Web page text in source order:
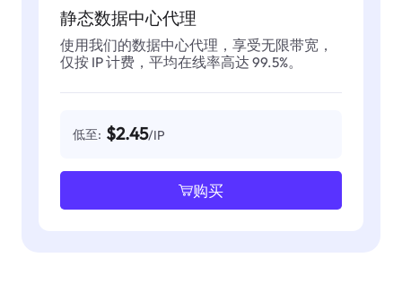
静态数据中心代理
使用我们的数据中心代理，享受无限带宽，
仅按 IP 计费，平均在线率高达 99.5%。
低至: $2.45/IP
购买